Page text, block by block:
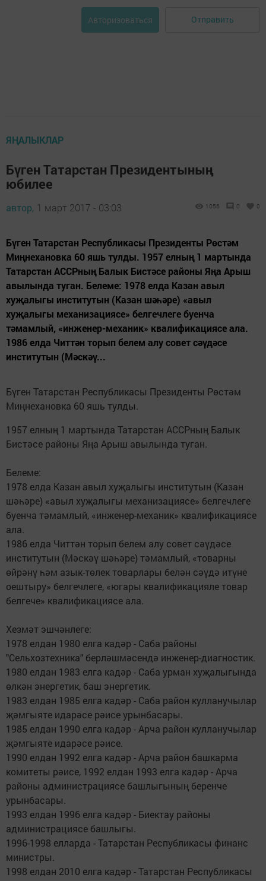
Авторизоваться Отправить
ЯҢАЛЫКЛАР
Бүген Татарстан Президентының
юбилее
автор, 1 март 2017 - 03:03 1056 0 0
Бүген Татарстан Республикасы Президенты Рөстәм
Миңнехановка 60 яшь тулды. 1957 елның 1 мартында
Татарстан АССРның Балык Бистәсе районы Яңа Арыш
авылында туган. Белеме: 1978 елда Казан авыл
хуҗалыгы институтын (Казан шәһәре) «авыл
хуҗалыгы механизациясе» белгечлеге буенча
тәмамлый, «инженер-механик» квалификациясе ала.
1986 елда Читтән торып белем алу совет сәүдәсе
институтын (Мәскәү...
Бүген Татарстан Республикасы Президенты Рөстәм
Миңнехановка 60 яшь тулды.
1957 елның 1 мартында Татарстан АССРның Балык
Бистәсе районы Яңа Арыш авылында туган.
Белеме:
1978 елда Казан авыл хуҗалыгы институтын (Казан
шәһәре) «авыл хуҗалыгы механизациясе» белгечлеге
буенча тәмамлый, «инженер-механик» квалификациясе
ала.
1986 елда Читтән торып белем алу совет сәүдәсе
институтын (Мәскәү шәһәре) тәмамлый, «товарны
өйрәнү һәм азык-төлек товарлары белән сәүдә итүне
оештыру» белгечлеге, «югары квалификацияле товар
белгече» квалификациясе ала.
Хезмәт эшчәнлеге:
1978 елдан 1980 елга кадәр - Саба районы
"Сельхозтехника" берләшмәсендә инженер-диагностик.
1980 елдан 1983 елга кадәр - Саба урман хуҗалыгында
өлкән энергетик, баш энергетик.
1983 елдан 1985 елга кадәр - Саба район кулланучылар
җәмгыяте идарәсе рәисе урынбасары.
1985 елдан 1990 елга кадәр - Арча район кулланучылар
җәмгыяте идарәсе рәисе.
1990 елдан 1992 елга кадәр - Арча район башкарма
комитеты рәисе, 1992 елдан 1993 елга кадәр - Арча
районы администрациясе башлыгының беренче
урынбасары.
1993 елдан 1996 елга кадәр - Биектау районы
администрациясе башлыгы.
1996-1998 елларда - Татарстан Республикасы финанс
министры.
1998 елдан 2010 елга кадәр - Татарстан Республикасы